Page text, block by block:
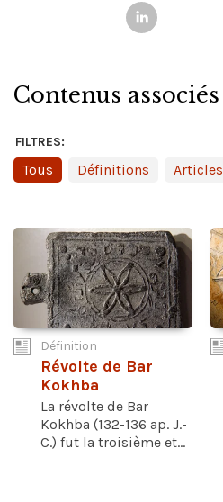
Contenus associés
FILTRES:
Tous Définitions Articles
Définition
Révolte de Bar
Kokhba
La révolte de Bar
Kokhba (132-136 ap. J.-
C.) fut la troisième et...